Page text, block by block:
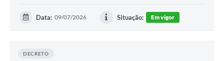
Data: 09/07/2026 Situação: Em vigor
DECRETO